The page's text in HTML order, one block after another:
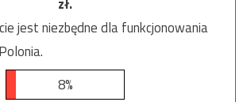
jest niezbędne dla funkcjonowania
8%